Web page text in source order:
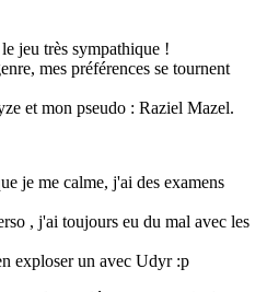
jeu très sympathique !
mes préférences se tournent
et mon pseudo : Raziel Mazel.
je me calme, j'ai des examens
, j'ai toujours eu du mal avec les
exploser un avec Udyr :p